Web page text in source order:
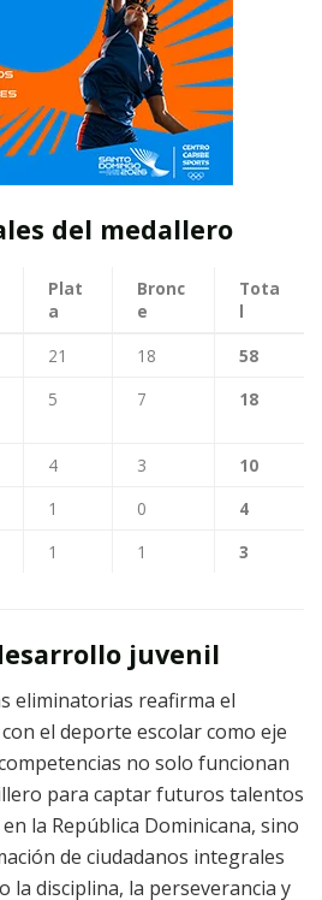
del medallero
Plat
a
Bronc
e
Tota
l
21 18
58
5 7 18
4 3
10
1 0
4
1 1 3
juvenil
eliminatorias reafirma el
con el deporte escolar como eje
no solo funcionan
para captar futuros talentos
en la República Dominicana, sino
de ciudadanos integrales
la disciplina, la perseverancia y